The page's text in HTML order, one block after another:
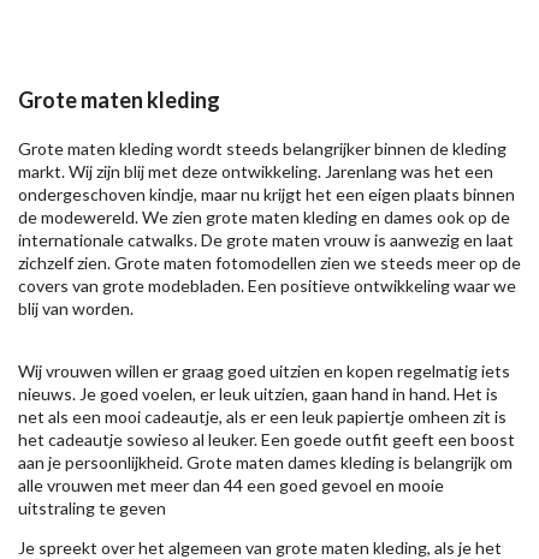
Grote maten kleding
Grote maten kleding wordt steeds belangrijker binnen de kleding
markt. Wij zijn blij met deze ontwikkeling. Jarenlang was het een
ondergeschoven kindje, maar nu krijgt het een eigen plaats binnen
de modewereld. We zien grote maten kleding en dames ook op de
internationale catwalks. De grote maten vrouw is aanwezig en laat
zichzelf zien. Grote maten fotomodellen zien we steeds meer op de
covers van grote modebladen. Een positieve ontwikkeling waar we
blij van worden.
Wij vrouwen willen er graag goed uitzien en kopen regelmatig iets
nieuws. Je goed voelen, er leuk uitzien, gaan hand in hand. Het is
net als een mooi cadeautje, als er een leuk papiertje omheen zit is
het cadeautje sowieso al leuker. Een goede outfit geeft een boost
aan je persoonlijkheid. Grote maten dames kleding is belangrijk om
alle vrouwen met meer dan 44 een goed gevoel en mooie
uitstraling te geven
Je spreekt over het algemeen van grote maten kleding, als je het